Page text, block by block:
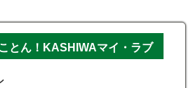
とん！KASHIWAマイ・ラブ